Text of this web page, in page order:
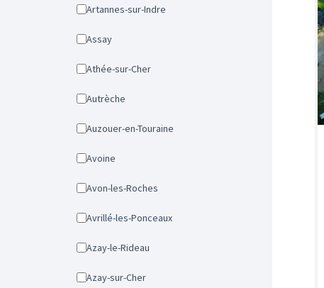
Artannes-sur-Indre
Assay
Athée-sur-Cher
Autrèche
Auzouer-en-Touraine
Avoine
Avon-les-Roches
Avrillé-les-Ponceaux
Azay-le-Rideau
Azay-sur-Cher